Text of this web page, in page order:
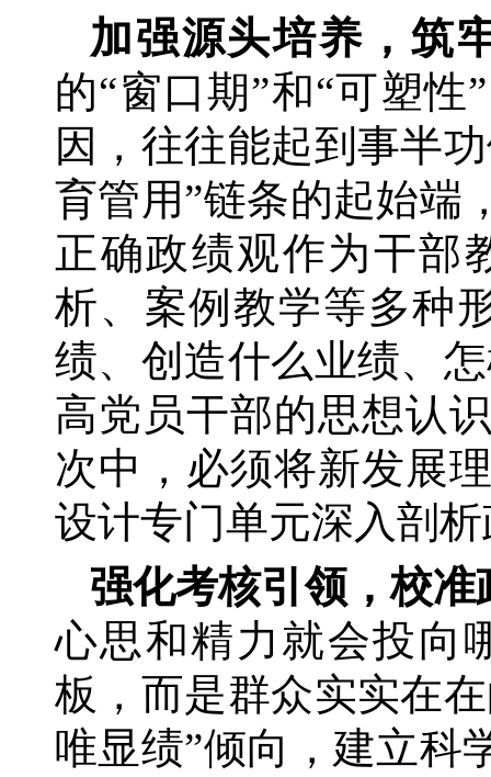
加强源头培养，筑
的“窗口期”和“可塑
因，往往能起到事半
育管用”链条的起始端
正确政绩观作为干部
析、案例教学等多种
绩、创造什么业绩、
高党员干部的思想认
次中，必须将新发展
设计专门单元深入剖
强化考核引领，校
心思和精力就会投向
板，而是群众实实在
唯显绩”倾向，建立科